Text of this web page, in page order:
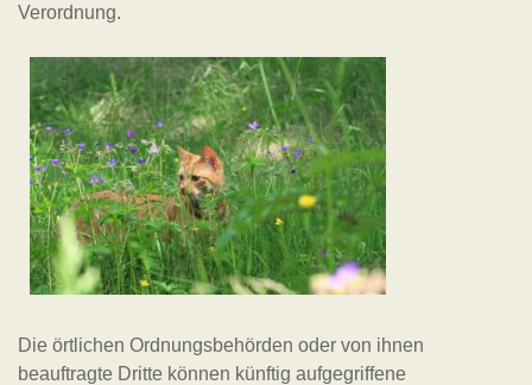
Verordnung.
Die örtlichen Ordnungsbehörden oder von ihnen
beauftragte Dritte können künftig aufgegriffene